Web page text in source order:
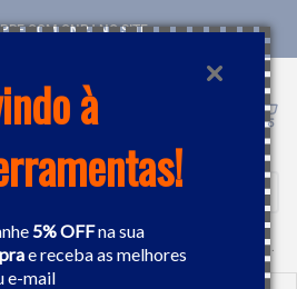
à
5% OFFna sua
e receba as melhores
e-mail
COM CNPJ NO SITE
LAVADORAS ALTA PRESSÃO